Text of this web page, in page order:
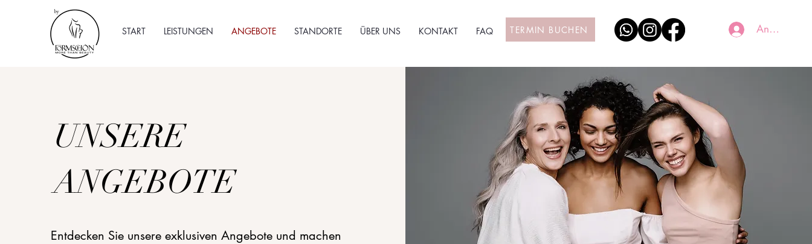
START LEISTUNGEN ANGEBOTE STANDORTE ÜBER UNS KONTAKT FAQ TERMIN BUCHEN Anmelden
UNSERE
ANGEBOTE
Entdecken Sie unsere exklusiven Angebote und machen